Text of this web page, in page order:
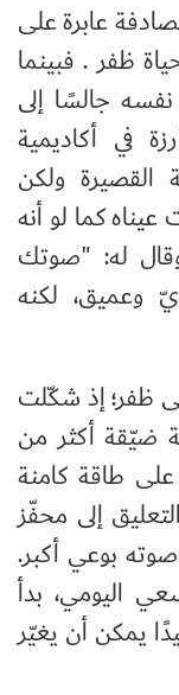
عابرة على
ظفر . فبينما
جالسًا إلى
في أكاديمية
القصيرة ولكن
كما لو أنه
له: "صوتك
وعميق، لكنه
ظفر؛ إذ شكّلت
ضيّقة أكثر من
طاقة كامنة
إلى محفّز
بوعي أكبر.
اليومي، بدأ
يمكن أن يغيّر